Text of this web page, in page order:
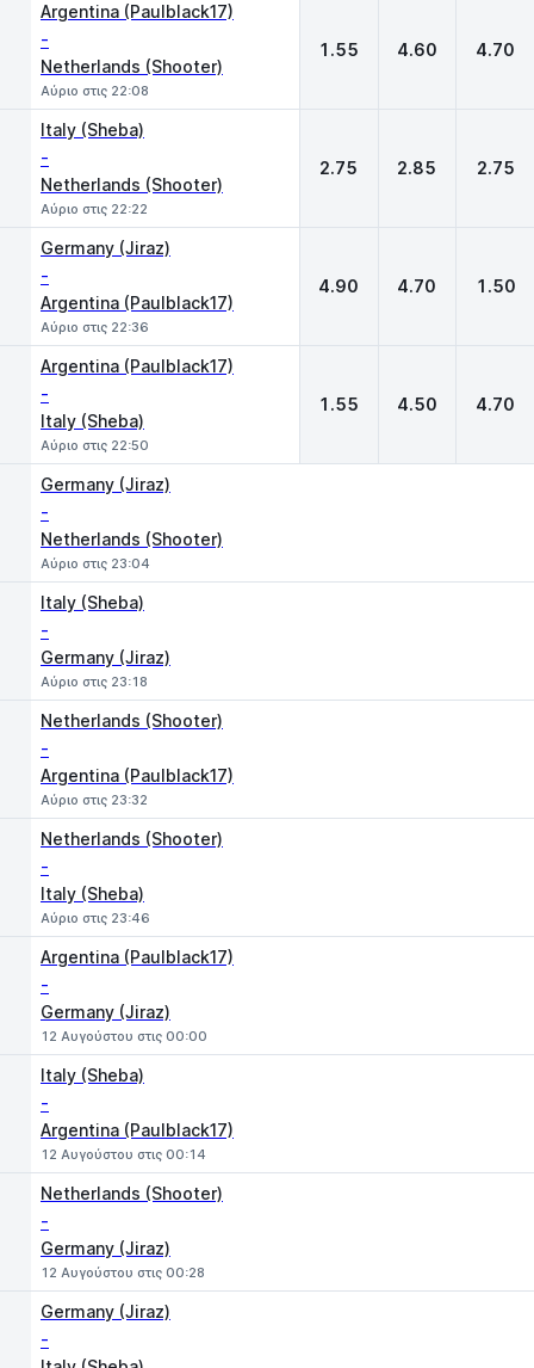
Argentina (Paulblack17)
-
Netherlands (Shooter)
Αύριο στις 22:08
1.55 4.60 4.70
Italy (Sheba)
-
Netherlands (Shooter)
Αύριο στις 22:22
2.75 2.85 2.75
Germany (Jiraz)
-
Argentina (Paulblack17)
Αύριο στις 22:36
4.90 4.70 1.50
Argentina (Paulblack17)
-
Italy (Sheba)
Αύριο στις 22:50
1.55 4.50 4.70
Germany (Jiraz)
-
Netherlands (Shooter)
Αύριο στις 23:04
Italy (Sheba)
-
Germany (Jiraz)
Αύριο στις 23:18
Netherlands (Shooter)
-
Argentina (Paulblack17)
Αύριο στις 23:32
Netherlands (Shooter)
-
Italy (Sheba)
Αύριο στις 23:46
Argentina (Paulblack17)
-
Germany (Jiraz)
12 Αυγούστου στις 00:00
Italy (Sheba)
-
Argentina (Paulblack17)
12 Αυγούστου στις 00:14
Netherlands (Shooter)
-
Germany (Jiraz)
12 Αυγούστου στις 00:28
Germany (Jiraz)
-